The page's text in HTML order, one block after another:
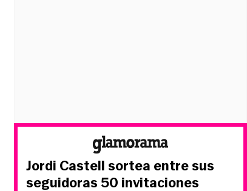
Jordi Castell sortea entre sus
seguidoras 50 invitaciones